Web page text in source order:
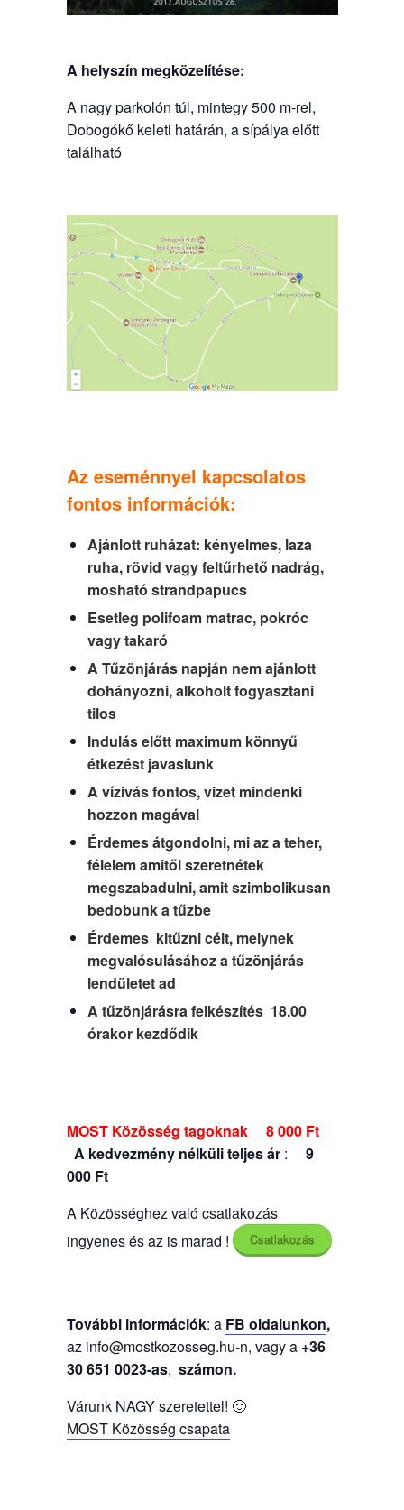
A helyszín megközelítése:
A nagy parkolón túl, mintegy 500 m-rel,
Dobogókő keleti határán, a sípálya előtt
található
Az eseménnyel kapcsolatos
fontos információk:
Ajánlott ruházat: kényelmes, laza
ruha, rövid vagy feltűrhető nadrág,
mosható strandpapucs
Esetleg polifoam matrac, pokróc
vagy takaró
A Tűzönjárás napján nem ajánlott
dohányozni, alkoholt fogyasztani
tilos
Indulás előtt maximum könnyű
étkezést javaslunk
A vízivás fontos, vizet mindenki
hozzon magával
Érdemes átgondolni, mi az a teher,
félelem amitől szeretnétek
megszabadulni, amit szimbolikusan
bedobunk a tűzbe
Érdemes kitűzni célt, melynek
megvalósulásához a tűzönjárás
lendületet ad
A tűzönjárásra felkészítés 18.00
órakor kezdődik
MOST Közösség tagoknak 8 000 Ft
A kedvezmény nélküli teljes ár:
9
000 Ft
A Közösséghez való csatlakozás
ingyenes és az is marad !
Csatlakozás
További információk: a FB oldalunkon,
az info@mostkozosseg.hu-n, vagy a +36
30 651 0023-as, számon.
Várunk NAGY szeretettel! 🙂
MOST Közösség csapata